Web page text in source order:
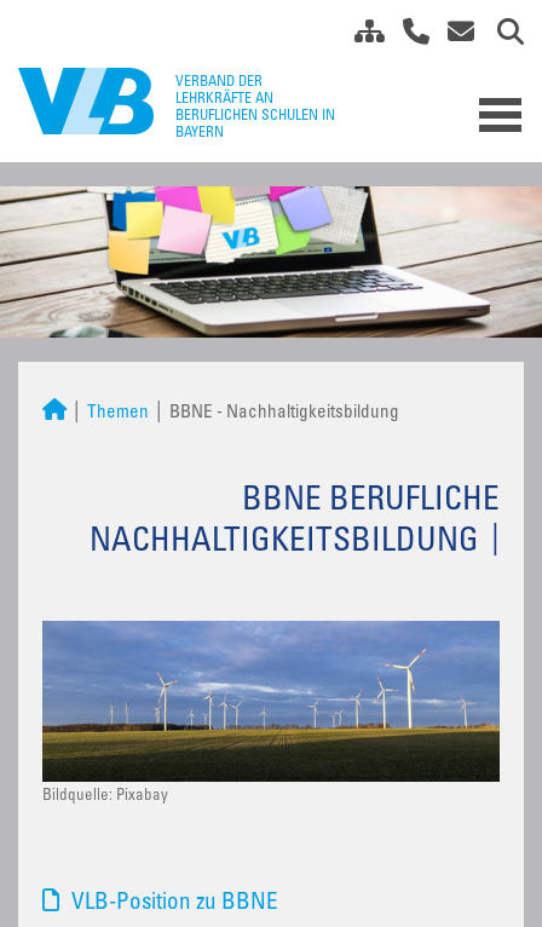
Themen BBNE - Nachhaltigkeitsbildung
BBNE BERUFLICHE
NACHHALTIGKEITSBILDUNG
Bildquelle: Pixabay
VLB-Position zu BBNE